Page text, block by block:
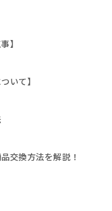
】
いて】
交換方法を解説！